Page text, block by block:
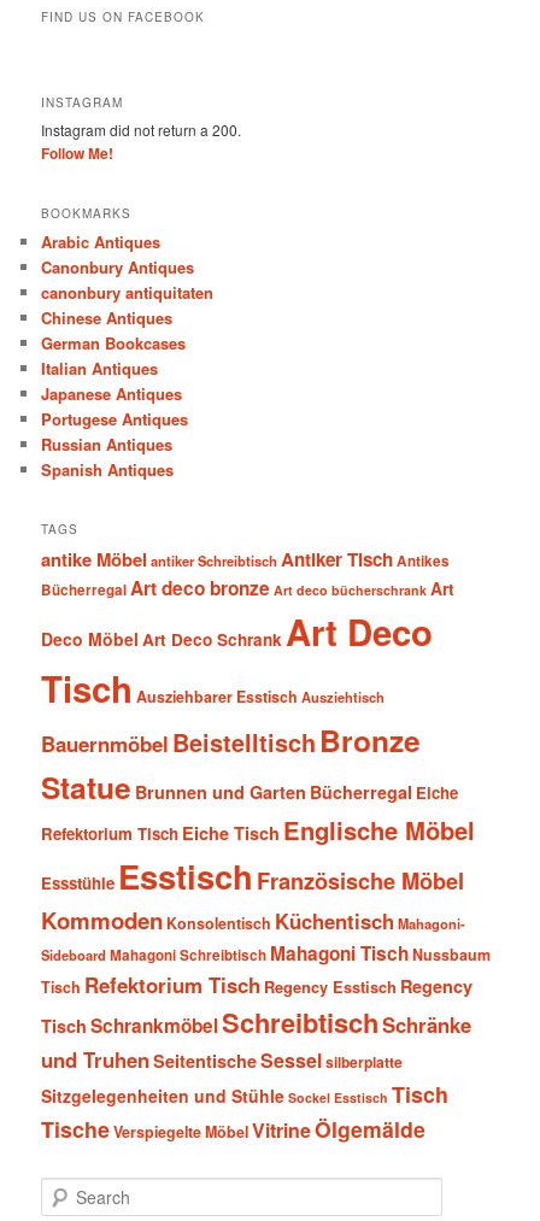
FIND US ON FACEBOOK
INSTAGRAM
Instagram did not return a 200.
Follow Me!
BOOKMARKS
Arabic Antiques
Canonbury Antiques
canonbury antiquitaten
Chinese Antiques
German Bookcases
Italian Antiques
Japanese Antiques
Portugese Antiques
Russian Antiques
Spanish Antiques
TAGS
antike Möbel antiker Schreibtisch Antiker TischAntikes
BücherregalArt deco bronze Art deco bücherschrank Art
Deco Möbel Art Deco Schrank Art Deco
Tisch Ausziehbarer Esstisch Ausziehtisch
Bauernmöbel Beistelltisch Bronze
Statue Brunnen und Garten Bücherregal Eiche
Refektorium Tisch Eiche Tisch Englische Möbel
Essstühle Esstisch Französische Möbel
Kommoden Konsolentisch Küchentisch Mahagoni-
SideboardMahagoni Schreibtisch Mahagoni TischNussbaum
Tisch Refektorium Tisch Regency Esstisch Regency
Tisch SchrankmöbelSchreibtischSchränke
und TruhenSeitentischeSesselsilberplatte
Sitzgelegenheiten und Stühle Sockel Esstisch Tisch
TischeVerspiegelte MöbelVitrineÖlgemälde
e